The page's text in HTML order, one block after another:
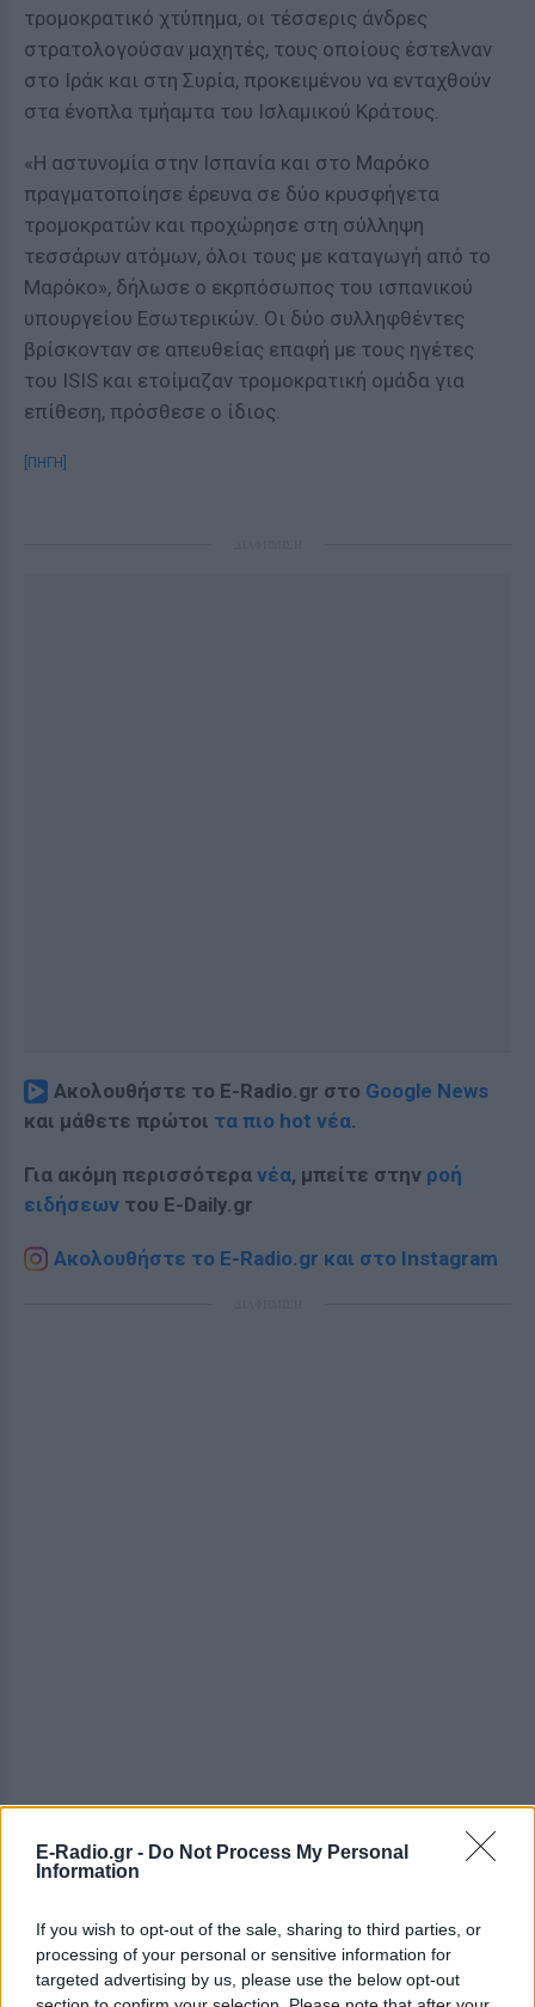
E-Radio.gr - Do Not Process My Personal
Information
If you wish to opt-out of the sale, sharing to third parties, or
processing of your personal or sensitive information for
targeted advertising by us, please use the below opt-out
τρομοκρατικό χτύπημα, οι τέσσερις άνδρες
στρατολογούσαν μαχητές, τους οποίους έστελναν
στο Ιράκ και στη Συρία, προκειμένου να ενταχθούν
στα ένοπλα τμήαμτα του Ισλαμικού Κράτους.
«Η αστυνομία στην Ισπανία και στο Μαρόκο
πραγματοποίησε έρευνα σε δύο κρυσφήγετα
τρομοκρατών και προχώρησε στη σύλληψη
τεσσάρων ατόμων, όλοι τους με καταγωγή από το
Μαρόκο», δήλωσε ο εκρπόσωπος του ισπανικού
υπουργείου Εσωτερικών. Οι δύο συλληφθέντες
βρίσκονταν σε απευθείας επαφή με τους ηγέτες
του ISIS και ετοίμαζαν τρομοκρατική ομάδα για
επίθεση, πρόσθεσε ο ίδιος.
[ΠΗΓΗ]
Ακολουθήστε το E-Radio.gr στο Google News
και μάθετε πρώτοι τα πιο hot νέα.
Για ακόμη περισσότερα νέα, μπείτε στην ροή
ειδήσεων του E-Daily.gr
Ακολουθήστε το E-Radio.gr και στο Instagram
ΔΕΙΤΕ ΕΠΙΣΗΣ
ΣΤΗΝ ΙΔΙΑ ΚΑΤΗΓΟΡΙΑ
Γιατί δεν έσωσα το κουτάβι: Ο